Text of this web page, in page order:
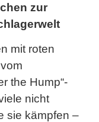
zur
mit roten
the Hump“-
nicht
sie kämpfen –